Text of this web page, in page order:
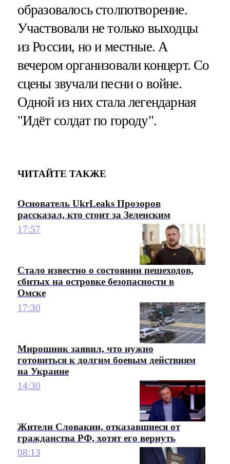
образовалось столпотворение.
Участвовали не только выходцы
из России, но и местные. А
вечером организовали концерт. Со
сцены звучали песни о войне.
Одной из них стала легендарная
"Идёт солдат по городу".
ЧИТАЙТЕ ТАКЖЕ
Основатель UkrLeaks Прозоров
рассказал, кто стоит за Зеленским
17:57
Стало известно о состоянии пешеходов,
сбитых на островке безопасности в
Омске
17:30
Мирошник заявил, что нужно
готовиться к долгим боевым действиям
на Украине
14:30
Жители Словакии, отказавшиеся от
гражданства РФ, хотят его вернуть
08:13